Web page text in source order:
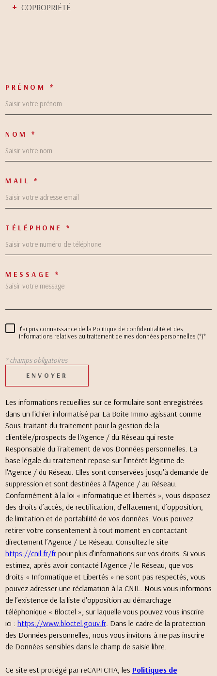
COPROPRIÉTÉ
PRÉNOM *
NOM *
MAIL *
TÉLÉPHONE *
MESSAGE *
J'ai pris connaissance de la Politique de confidentialité et des
informations relatives au traitement de mes données personnelles (*)*
* champs obligatoires
ENVOYER
Les informations recueillies sur ce formulaire sont enregistrées
dans un fichier informatisé par La Boite Immo agissant comme
Sous-traitant du traitement pour la gestion de la
clientèle/prospects de l'Agence / du Réseau qui reste
Responsable du Traitement de vos Données personnelles. La
base légale du traitement repose sur l'intérêt légitime de
l'Agence / du Réseau. Elles sont conservées jusqu'à demande de
suppression et sont destinées à l'Agence / au Réseau.
Conformément à la loi « informatique et libertés », vous disposez
des droits d’accès, de rectification, d’effacement, d’opposition,
de limitation et de portabilité de vos données. Vous pouvez
retirer votre consentement à tout moment en contactant
directement l’Agence / Le Réseau. Consultez le site
https://cnil.fr/fr pour plus d’informations sur vos droits. Si vous
estimez, après avoir contacté l'Agence / le Réseau, que vos
droits « Informatique et Libertés » ne sont pas respectés, vous
pouvez adresser une réclamation à la CNIL. Nous vous informons
de l’existence de la liste d'opposition au démarchage
téléphonique « Bloctel », sur laquelle vous pouvez vous inscrire
ici : https://www.bloctel.gouv.fr. Dans le cadre de la protection
des Données personnelles, nous vous invitons à ne pas inscrire
de Données sensibles dans le champ de saisie libre.
Ce site est protégé par reCAPTCHA, les Politiques de